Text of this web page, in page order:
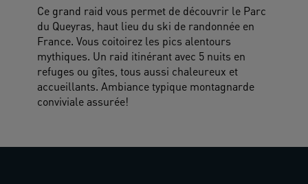
Ce grand raid vous permet de découvrir le Parc
du Queyras, haut lieu du ski de randonnée en
France. Vous coitoirez les pics alentours
mythiques. Un raid itinérant avec 5 nuits en
refuges ou gîtes, tous aussi chaleureux et
accueillants. Ambiance typique montagnarde
conviviale assurée!